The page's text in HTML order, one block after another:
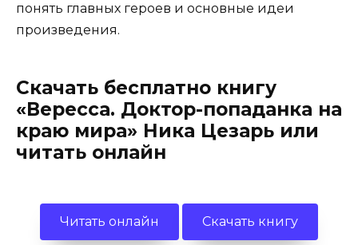
понять главных героев и основные идеи
произведения.
Скачать бесплатно книгу
«Вересса. Доктор-попаданка на
краю мира» Ника Цезарь или
читать онлайн
Читать онлайн Скачать книгу